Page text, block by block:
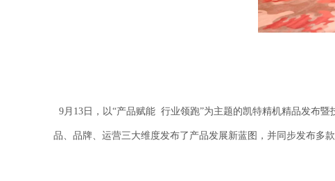
9月13日，以“产品赋能 行业领跑”为主题的凯特精机精品发布
品、品牌、运营三大维度发布了产品发展新蓝图，并同步发布多